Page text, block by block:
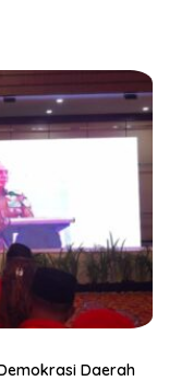
Daerah